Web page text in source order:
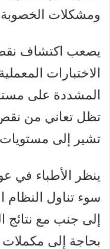
ومشكلات
يصعب اكتشاف
الاختبارات
المشددة على
تظل تعاني من نقص
تشير إلى
ينظر الأطباء في
سوء تناول النظام
إلى جنب مع نتائج
بحاجة إلى مكملات